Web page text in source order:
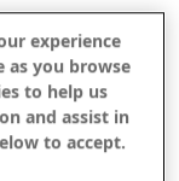
experience
as you browse
to help us
and assist in
to accept.